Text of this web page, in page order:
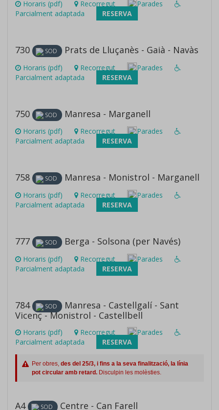
Horaris (pdf) Recorregut
Parades
Parcialment adaptada
RESERVA
730 SOD Prats de Lluçanès - Gaià - Navàs
Horaris (pdf) Recorregut
Parades
Parcialment adaptada
RESERVA
750 SOD Manresa - Marganell
Horaris (pdf) Recorregut
Parades
Parcialment adaptada
RESERVA
758 SOD Manresa - Monistrol - Marganell
Horaris (pdf) Recorregut
Parades
Parcialment adaptada
RESERVA
777 SOD Berga - Solsona (per Navés)
Horaris (pdf) Recorregut
Parades
Parcialment adaptada
RESERVA
784 SOD
Manresa - Castellgalí - Sant
Vicenç - Monistrol - Castellbell
Horaris (pdf) Recorregut
Parades
Parcialment adaptada
RESERVA
Per obres, des del 25/3, i fins a la seva finalització, la línia
pot circular amb retard. Disculpin les molèsties.
A4 SOD Centre - Can Farell